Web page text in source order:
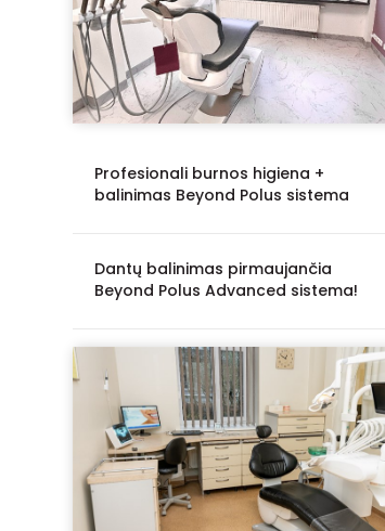
Profesionali burnos higiena +
balinimas Beyond Polus sistema
Dantų balinimas pirmaujančia
Beyond Polus Advanced sistema!